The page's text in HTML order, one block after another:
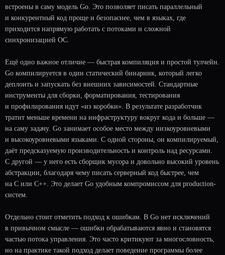
встроены в саму модель Go. Это позволяет писать параллельный
и конкурентный код проще и безопаснее, чем в языках, где
приходится напрямую работать с потоками и сложной
синхронизацией ОС.
Ещё одно важное отличие — быстрая компиляция и простой тулчейн.
Go компилируется в один статический бинарник, который легко
деплоить и запускать без внешних зависимостей. Стандартные
инструменты для сборки, форматирования, тестирования
и профилирования идут «из коробки». В результате разработчик
тратит меньше времени на инфраструктуру вокруг кода и больше —
на саму задачу. Go занимает особое место между низкоуровневыми
и высокоуровневыми языками. С одной стороны, он компилируемый,
даёт предсказуемую производительность и контроль над ресурсами.
С другой — у него есть сборщик мусора и довольно высокий уровень
абстракции, благодаря чему писать серверный код быстрее, чем
на C или C++. Это делает Go удобным компромиссом для production-
систем.
Отдельно стоит отметить подход к ошибкам. В Go нет исключений
в привычном смысле — ошибки обрабатываются явно и становятся
частью потока управления. Это часто критикуют за многословность,
но на практике такой подход делает поведение программы более